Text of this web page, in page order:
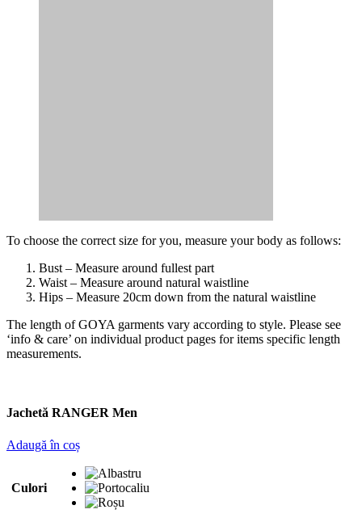
To choose the correct size for you, measure your body as follows:
Bust – Measure around fullest part
Waist – Measure around natural waistline
Hips – Measure 20cm down from the natural waistline
The length of GOYA garments vary according to style. Please see
‘info & care’ on individual product pages for items specific length
measurements.
Jachetă RANGER Men
Adaugă în coș
Culori